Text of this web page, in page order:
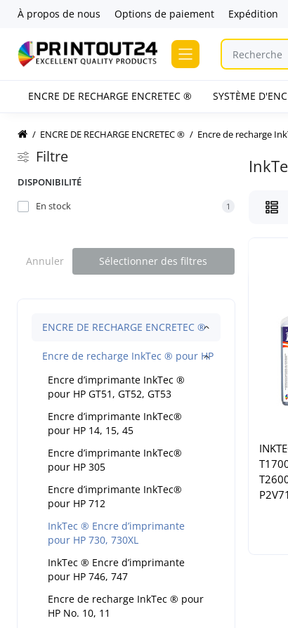
À propos de nous Options de paiement Expédition
ENCRE DE RECHARGE ENCRETEC ® SYSTÈME
ENCRE DE RECHARGE ENCRETEC ® Encre de recharge
Filtre
DISPONIBILITÉ
En stock
1
Annuler Sélectionner des filtres
ENCRE DE RECHARGE ENCRETEC ®
Encre de recharge InkTec ® pour HP
Encre d’imprimante InkTec ®
pour HP GT51, GT52, GT53
Encre d’imprimante InkTec®
pour HP 14, 15, 45
Encre d’imprimante InkTec®
pour HP 305
Encre d’imprimante InkTec®
pour HP 712
InkTec ® Encre d’imprimante
pour HP 730, 730XL
InkTec ® Encre d’imprimante
pour HP 746, 747
Encre de recharge InkTec ® pour
HP No. 10, 11